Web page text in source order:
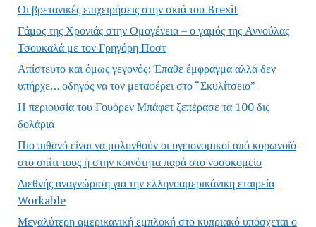
Οι βρετανικές επιχειρήσεις στην σκιά του Brexit
Γάμος της Χρονιάς στην Ομογένεια – ο γαμός της Αννούλας
Τσουκαλά με τον Γρηγόρη Ποστ
Απίστευτο και όμως γεγονός: Έπαθε έμφραγμα αλλά δεν
υπήρχε… οδηγός να τον μεταφέρει στο “Σκυλίτσειο”
Η περιουσία του Γουόρεν Μπάφετ ξεπέρασε τα 100 δις
δολάρια
Πιο πιθανό είναι να μολυνθούν οι υγειονομικοί από κορωνοϊό
στο σπίτι τους ή στην κοινότητα παρά στο νοσοκομείο
Διεθνής αναγνώριση για την ελληνοαμερικάνικη εταιρεία
Workable
Μεγαλύτερη αμερικανική εμπλοκή στο κυπριακό υπόσχεται ο